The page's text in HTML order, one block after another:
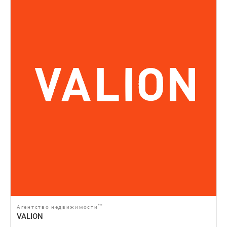
Агентство недвижимости **
VALION